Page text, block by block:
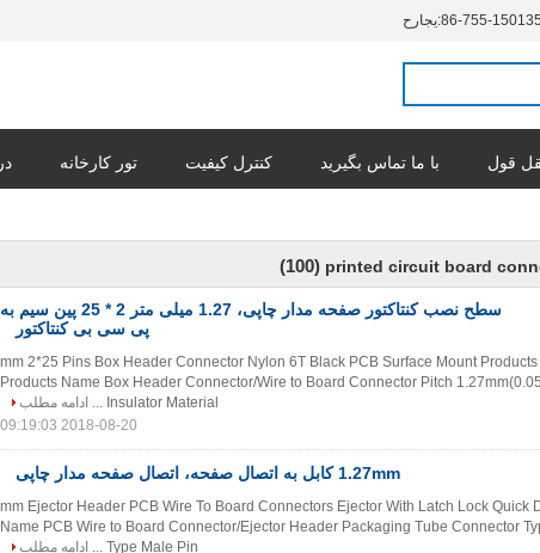
حراجی:86-755-
تور کارخانه کنترل کیفیت با ما تماس بگیرید قول
printed circuit board
(100)
سطح نصب کنتاکتور صفحه مدار چاپی، 1.27 میلی متر 2 * 25 پین سیم به
پی سی بی کنتاکتور
1.27 mm 2*25 Pins Box Header Connector Nylon 6T Black PCB Surface Mount
Products Name Box Header Connector/Wire to Board Connector Pitch
Insulator Material ...
ادامه مطلب
2018-08-20 09:19:03
1.27mm کابل به اتصال صفحه، اتصال صفحه مدار چاپی
1.27 mm Ejector Header PCB Wire To Board Connectors Ejector With Latch Lock Quick
Name PCB Wire to Board Connector/Ejector Header Packaging Tube Connector
Type Male Pin ...
ادامه مطلب